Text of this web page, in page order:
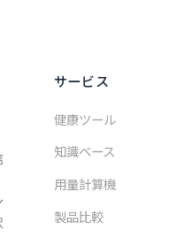
サービス
健康ツール
知識ベース
用量計算機
製品比較